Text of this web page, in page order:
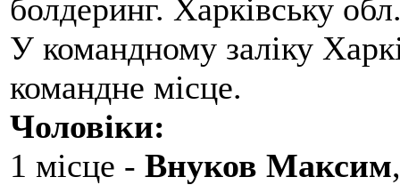
болдеринг. Харківську
У командному заліку
командне місце.
Чоловіки:
1 місце - Внуков Максим